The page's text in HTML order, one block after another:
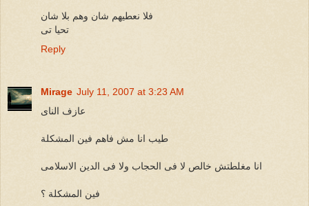
فلا نعطيهم شان وهم بلا شان
تحيا تى
Reply
Mirage July 11, 2007 at 3:23 AM
عازف الناى
طيب انا مش فاهم فين المشكلة
انا مغلطتش خالص لا فى الحجاب ولا فى الدين الاسلامى
فين المشكلة ؟